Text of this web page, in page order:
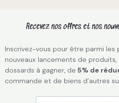
Recevez nos offres et nos
Inscrivez-vous pour être parmi les
nouveaux lancements de
dossards à gagner, de 5% de
commande et de biens d’autres